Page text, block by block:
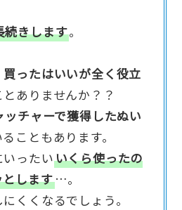
続きします。
買ったはいいが全く役立
ありませんか？？
ッチャーで獲得したぬい
こともあります。
ったいいくら使ったの
します…。
くくなるでしょう。